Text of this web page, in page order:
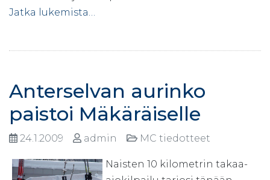
Jatka lukemista…
Anterselvan aurinko
paistoi Mäkäräiselle
24.1.2009 admin MC tiedotteet
Naisten 10 kilometrin takaa-